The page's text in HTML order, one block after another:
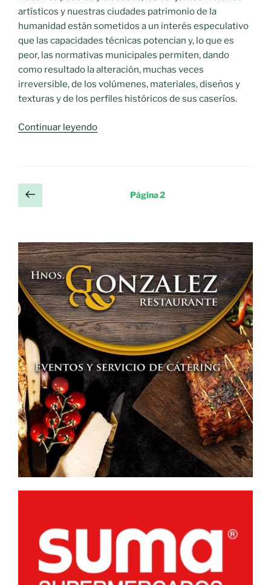
artísticos y nuestras ciudades patrimonio de la
humanidad están sometidos a un interés especulativo
que las capacidades técnicas potencian y, lo que es
peor, las normativas municipales permiten, dando
como resultado la alteración, muchas veces
irreversible, de los volúmenes, materiales, diseños y
texturas y de los perfiles históricos de sus caseríos.
Continuar leyendo«Construir
Paginación
de
Página
anterior
Página2